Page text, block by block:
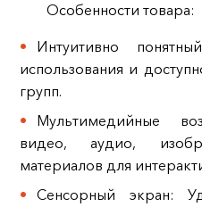
Особенности товара:
Интуитивно
использования и
групп.
Мультимедийные
видео, аудио,
материалов для
Сенсорный экран: